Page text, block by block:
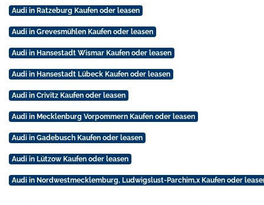
Audi in Ratzeburg Kaufen oder leasen
Audi in Grevesmühlen Kaufen oder leasen
Audi in Hansestadt Wismar Kaufen oder leasen
Audi in Hansestadt Lübeck Kaufen oder leasen
Audi in Crivitz Kaufen oder leasen
Audi in Mecklenburg Vorpommern Kaufen oder leasen
Audi in Gadebusch Kaufen oder leasen
Audi in Lützow Kaufen oder leasen
Audi in Nordwestmecklemburg, Ludwigslust-Parchim,x Kaufen oder